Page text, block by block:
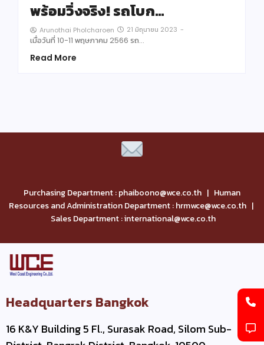
พร้อมวิ่งจริง! รถโบก…
Arunothai Pholcharoen 21 มิถุนายน 2023 -
เมื่อวันที่ 10-11 พฤษภาคม 2566 รถ…
Read More
Purchasing Department : phaiboono@wce.co.th | Human
Resources and Administration Department : hrmwce@wce.co.th |
Sales Department : international@wce.co.th
Headquarters Bangkok
16 K&Y Building 5 Fl., Surasak Road, Silom Sub-